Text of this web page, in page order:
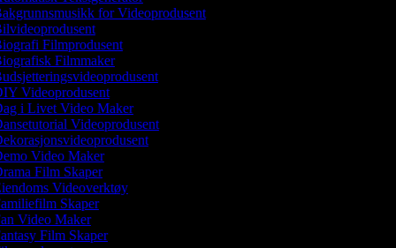
for Videoprodusent
Filmprodusent
Filmmaker
Videoprodusent
i Livet Video Maker
Videoprodusent
Video Maker
Film Skaper
Videoverktøy
Skaper
Video Maker
Film Skaper